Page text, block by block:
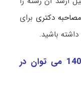
مصاحبه دکتری برای
باشید.
آیا برای شرکت در آزمون دکتری 1400 می توان در